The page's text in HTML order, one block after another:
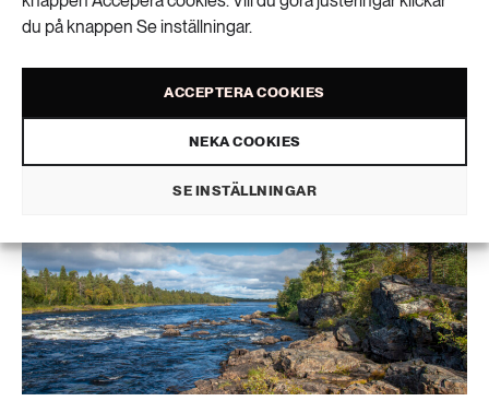
du på knappen Se inställningar.
ACCEPTERA COOKIES
NEKA COOKIES
SE INSTÄLLNINGAR
Världens sjöar ändrar färg
i sjöarnas ekosystem.